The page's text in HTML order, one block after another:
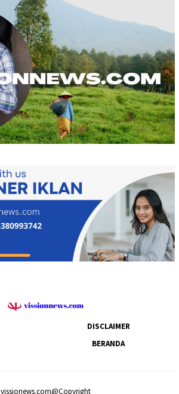
DISCLAIMER
BERANDA
vissionews.com@Copyright